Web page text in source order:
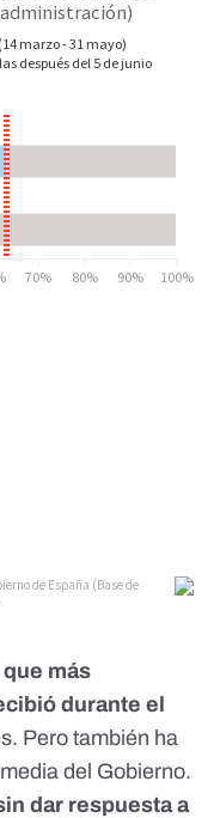
más
durante el
Pero también ha
del Gobierno.
dar respuesta a